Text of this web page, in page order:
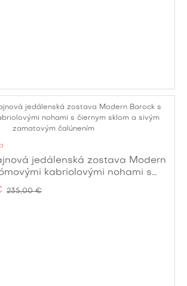
jedálenská zostava Modern
kabriolovými nohami s
a sivým zamatovým čalúnením
235,00 €